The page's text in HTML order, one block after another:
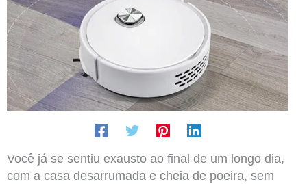
Você já se sentiu exausto ao final de um longo dia,
com a casa desarrumada e cheia de poeira, sem